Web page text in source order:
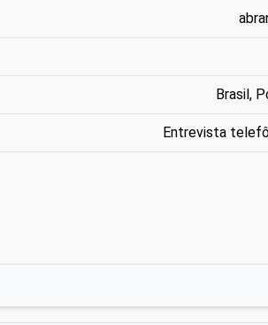
Brasil,
Entrevista